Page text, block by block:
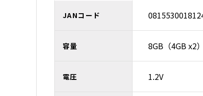
JANコード
容量 8GB（4GB x2
電圧 1.2V